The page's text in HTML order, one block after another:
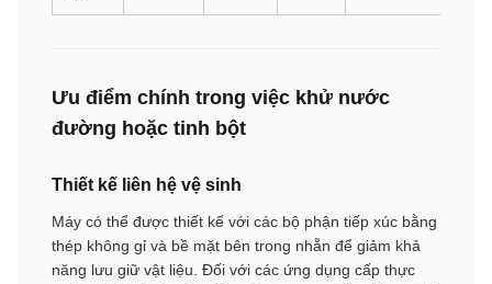
Ưu điểm chính trong việc khử nước
đường hoặc tinh bột
Thiết kế liên hệ vệ sinh
Máy có thể được thiết kế với các bộ phận tiếp xúc bằng
thép không gỉ và bề mặt bên trong nhẵn để giảm khả
năng lưu giữ vật liệu. Đối với các ứng dụng cấp thực